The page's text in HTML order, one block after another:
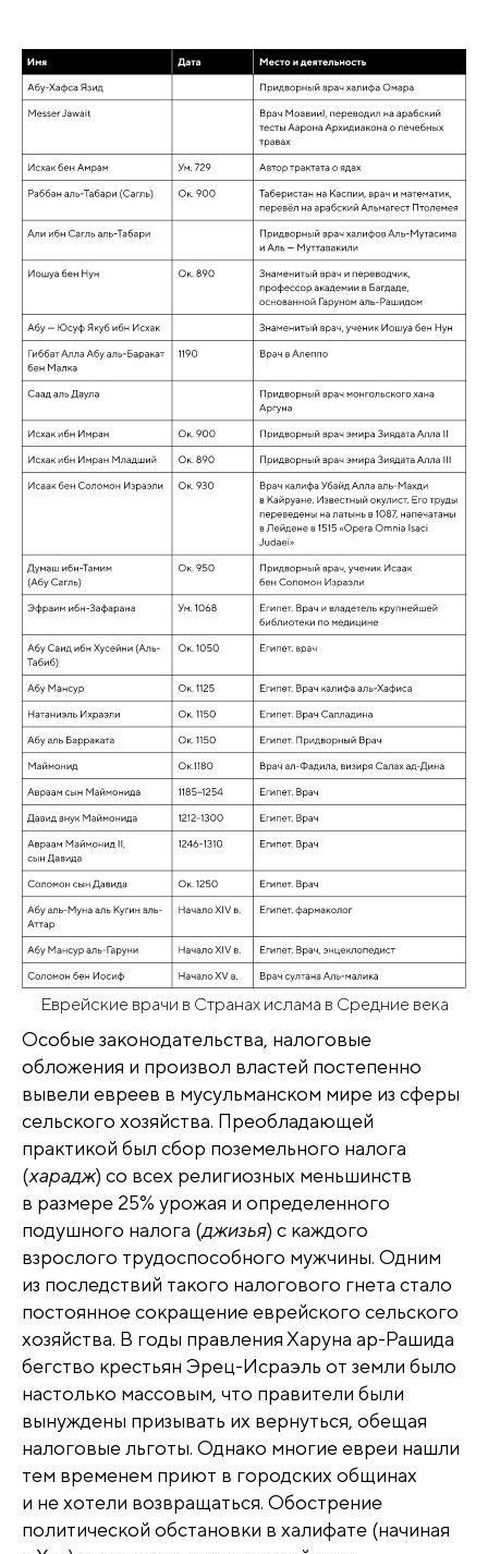
Еврейские врачи в Странах ислама в Средние века
Особые законодательства, налоговые
обложения и произвол властей постепенно
вывели евреев в мусульманском мире из сферы
сельского хозяйства. Преобладающей
практикой был сбор поземельного налога
(харадж) со всех религиозных меньшинств
в размере 25% урожая и определенного
подушного налога (джизья) с каждого
взрослого трудоспособного мужчины. Одним
из последствий такого налогового гнета стало
постоянное сокращение еврейского сельского
хозяйства. В годы правления Харуна ар-Рашида
бегство крестьян Эрец-Исраэль от земли было
настолько массовым, что правители были
вынуждены призывать их вернуться, обещая
налоговые льготы. Однако многие евреи нашли
тем временем приют в городских общинах
и не хотели возвращаться. Обострение
политической обстановки в халифате (начиная